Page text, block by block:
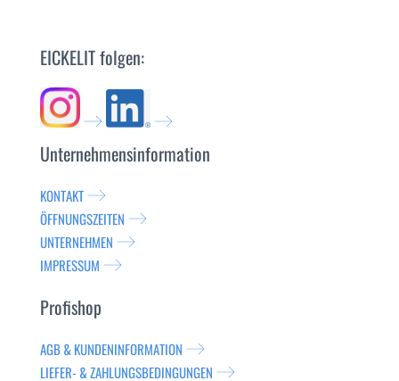
EICKELIT folgen:
Unternehmensinformation
KONTAKT
ÖFFNUNGSZEITEN
UNTERNEHMEN
IMPRESSUM
Profishop
AGB & KUNDENINFORMATION
LIEFER- & ZAHLUNGSBEDINGUNGEN